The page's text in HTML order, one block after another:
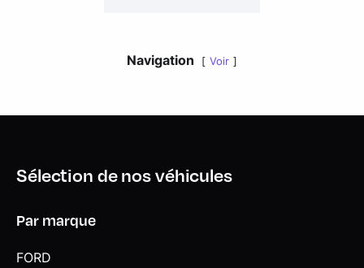
Navigation Voir
Sélection de nos véhicules
Par marque
FORD